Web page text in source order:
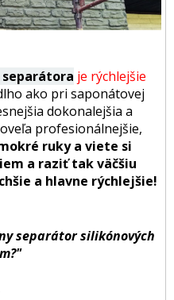
separátora je rýchlejšie
ako pri saponátovej
dokonalejšia a
profesionálnejšie,
ruky a viete si
a raziť tak väčšiu
a hlavne rýchlejšie!
separátor silikónových